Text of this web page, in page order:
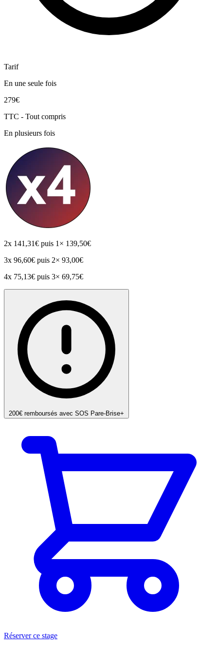
Tarif
En une seule fois
279€
TTC - Tout compris
En plusieurs fois
2x 141,31€ puis 1× 139,50€
3x 96,60€ puis 2× 93,00€
4x 75,13€ puis 3× 69,75€
200€ remboursés avec SOS Pare-Brise+
Réserver ce stage